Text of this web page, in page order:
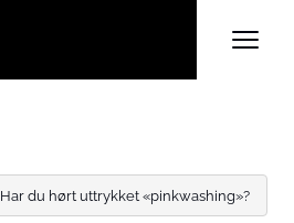
Har du hørt uttrykket «pinkwashing»?